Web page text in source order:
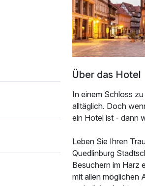
Über das Hotel
In einem Schloss
alltäglich. Doch
ein Hotel ist - dann
Leben Sie Ihren
Quedlinburg
Besuchern im Harz
mit allen möglichen